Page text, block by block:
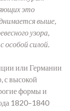
это
выше,
узора,
особой силой.
или Германии
с высокой
формы и
1820–1840